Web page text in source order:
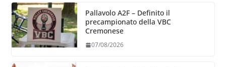
Pallavolo A2F – Definito il
precampionato della VBC
Cremonese
07/08/2026